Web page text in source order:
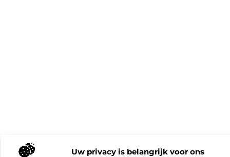
Uw privacy is belangrijk voor ons